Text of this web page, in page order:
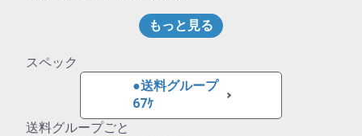
もっと見る
スペック
●送料グループ
67ｹ
送料グループごと